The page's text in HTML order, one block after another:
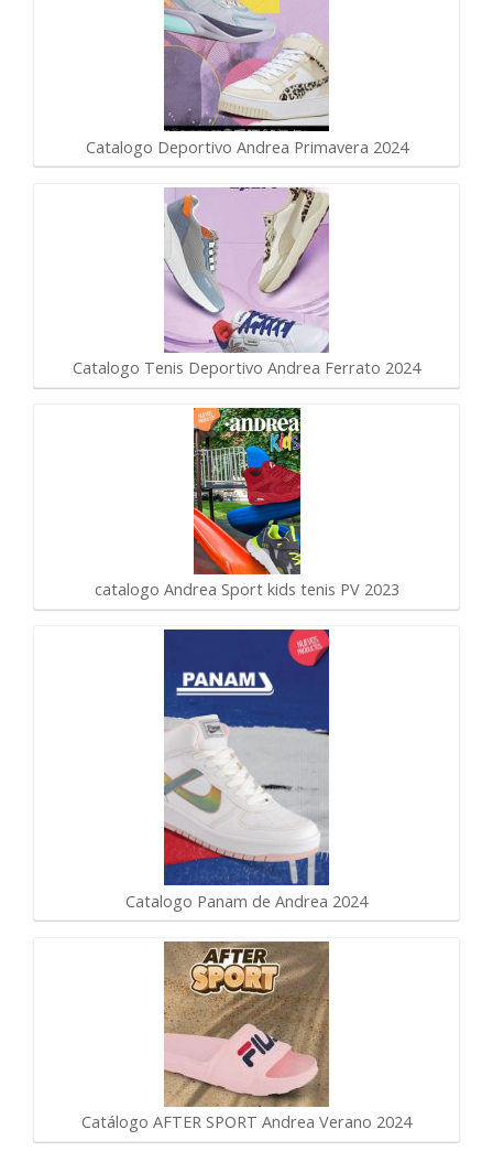
Catalogo Deportivo Andrea Primavera 2024
Catalogo Tenis Deportivo Andrea Ferrato 2024
catalogo Andrea Sport kids tenis PV 2023
Catalogo Panam de Andrea 2024
Catálogo AFTER SPORT Andrea Verano 2024